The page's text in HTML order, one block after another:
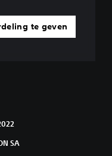
te geven
SA